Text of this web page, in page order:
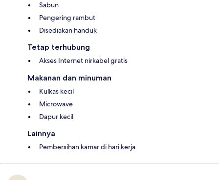
Sabun
Pengering rambut
Disediakan handuk
Tetap terhubung
Akses Internet nirkabel gratis
Makanan dan minuman
Kulkas kecil
Microwave
Dapur kecil
Lainnya
Pembersihan kamar di hari kerja